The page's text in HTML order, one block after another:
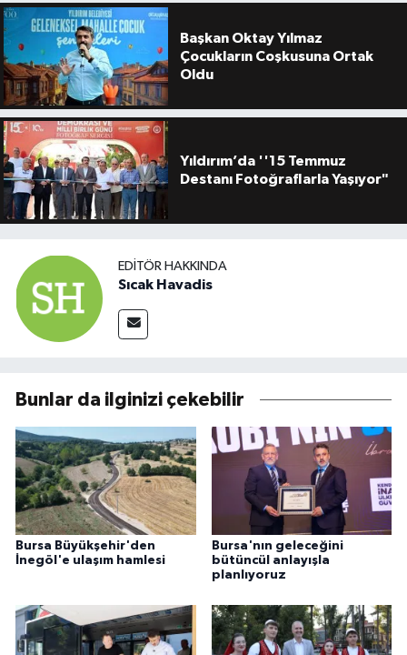
Başkan Oktay Yılmaz
Çocukların Coşkusuna Ortak
Oldu
Yıldırım’da ''15 Temmuz
Destanı Fotoğraflarla Yaşıyor"
EDITÖR HAKKINDA
Sıcak Havadis
Bunlar da ilginizi çekebilir
Bursa Büyükşehir'den
İnegöl'e ulaşım hamlesi
Bursa'nın geleceğini
bütüncül anlayışla
planlıyoruz